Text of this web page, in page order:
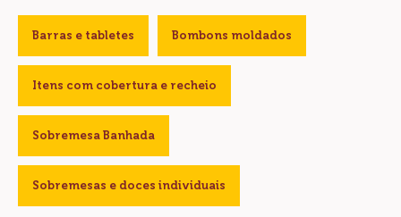
Barras e tabletes Bombons moldados
Itens com cobertura e recheio
Sobremesa Banhada
Sobremesas e doces individuais